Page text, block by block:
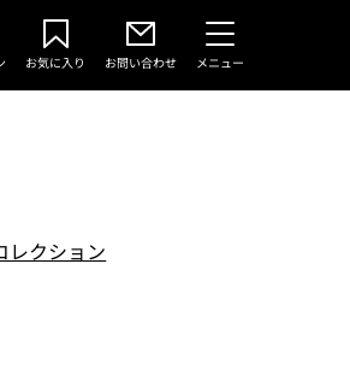
お気に入り お問い合わせ メニュー
レクション